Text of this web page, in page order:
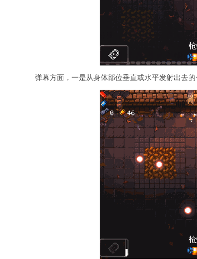
弹幕方面，一是从身体部位垂直或水平发射出去